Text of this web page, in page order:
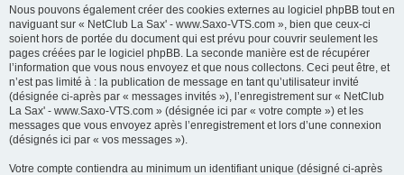
Nous pouvons également créer des cookies externes au logiciel phpBB tout en
naviguant sur « NetClub La Sax' - www.Saxo-VTS.com », bien que ceux-ci
soient hors de portée du document qui est prévu pour couvrir seulement les
pages créées par le logiciel phpBB. La seconde manière est de récupérer
l’information que vous nous envoyez et que nous collectons. Ceci peut être, et
n’est pas limité à : la publication de message en tant qu’utilisateur invité
(désignée ci-après par « messages invités »), l’enregistrement sur « NetClub
La Sax' - www.Saxo-VTS.com » (désignée ici par « votre compte ») et les
messages que vous envoyez après l’enregistrement et lors d’une connexion
(désignés ici par « vos messages »).
Votre compte contiendra au minimum un identifiant unique (désigné ci-après